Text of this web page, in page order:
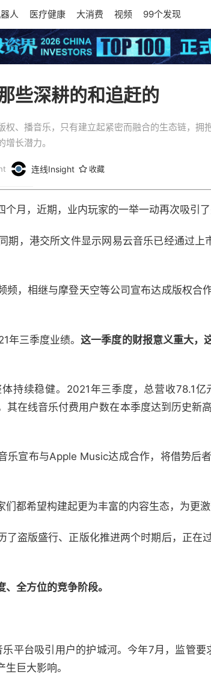
人 医疗健康 大消费 视频 99个发现
些深耕的和追赶的
权、播音乐，只有建立起紧密而融合的生态链，拥
长潜力。
连线Insight 收藏
月，近期，业内玩家的一举一动再次吸引了
期，港交所文件显示网易云音乐已经通过
频，相继与摩登天空等公司宣布达成版权合作
年三季度业绩。这一季度的财报意义重大，
持续稳健。2021年三季度，总营收78.1
其在线音乐付费用户数在本季度达到历史新
乐宣布与Apple Music达成合作，将借势后
都希望构建起更为丰富的内容生态，为更激
了盗版盛行、正版化推进两个时期后，正在
全方位的竞争阶段。
平台吸引用户的护城河。今年7月，监管
巨大影响。